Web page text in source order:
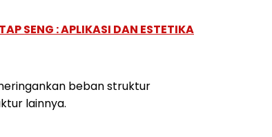
SENG : APLIKASI DAN ESTETIKA
beban struktur
lainnya.